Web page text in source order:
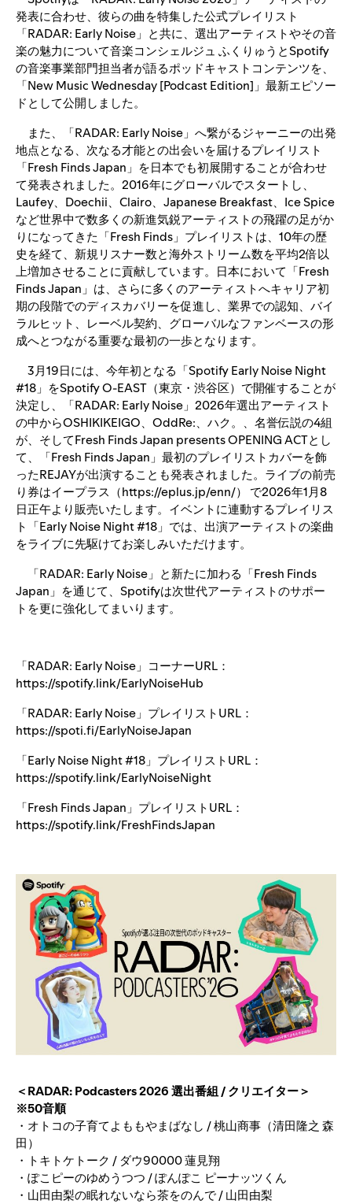
発表に合わせ、彼らの曲を特集した公式プレイリスト
「RADAR: Early Noise」と共に、選出アーティストやその音
楽の魅力について音楽コンシェルジュ ふくりゅうとSpotify
の音楽事業部門担当者が語るポッドキャストコンテンツを、
「New Music Wednesday [Podcast Edition]」最新エピソー
ドとして公開しました。
また、「RADAR: Early Noise」へ繋がるジャーニーの出発
地点となる、次なる才能との出会いを届けるプレイリスト
「Fresh Finds Japan」を日本でも初展開することが合わせ
て発表されました。2016年にグローバルでスタートし、
Laufey、Doechii、Clairo、Japanese Breakfast、Ice Spice
など世界中で数多くの新進気鋭アーティストの飛躍の足がか
りになってきた「Fresh Finds」プレイリストは、10年の歴
史を経て、新規リスナー数と海外ストリーム数を平均2倍以
上増加させることに貢献しています。日本において「Fresh
Finds Japan」は、さらに多くのアーティストへキャリア初
期の段階でのディスカバリーを促進し、業界での認知、バイ
ラルヒット、レーベル契約、グローバルなファンベースの形
成へとつながる重要な最初の一歩となります。
3月19日には、今年初となる「Spotify Early Noise Night
#18」をSpotify O-EAST（東京・渋谷区）で開催することが
決定し、「RADAR: Early Noise」2026年選出アーティスト
の中からOSHIKIKEIGO、OddRe:、ハク。、名誉伝説の4組
が、そしてFresh Finds Japan presents OPENING ACTとし
て、「Fresh Finds Japan」最初のプレイリストカバーを飾
ったREJAYが出演することも発表されました。ライブの前売
り券はイープラス（https://eplus.jp/enn/） で2026年1月8
日正午より販売いたします。イベントに連動するプレイリス
ト「Early Noise Night #18」では、出演アーティストの楽曲
をライブに先駆けてお楽しみいただけます。
「RADAR: Early Noise」と新たに加わる「Fresh Finds
Japan」を通じて、Spotifyは次世代アーティストのサポー
トを更に強化してまいります。
「RADAR: Early Noise」コーナーURL：
https://spotify.link/EarlyNoiseHub
「RADAR: Early Noise」プレイリストURL：
https://spoti.fi/EarlyNoiseJapan
「Early Noise Night #18」プレイリストURL：
https://spotify.link/EarlyNoiseNight
「Fresh Finds Japan」プレイリストURL：
https://spotify.link/FreshFindsJapan
＜RADAR: Podcasters 2026 選出番組 / クリエイター＞
※50音順
・オトコの子育てよももやまばなし / 桃山商事（清田隆之 森
田）
・トキトケトーク / ダウ90000 蓮見翔
・ぽこピーのゆめうつつ / ぽんぽこ ピーナッツくん
・山田由梨の眠れないなら茶をのんで / 山田由梨